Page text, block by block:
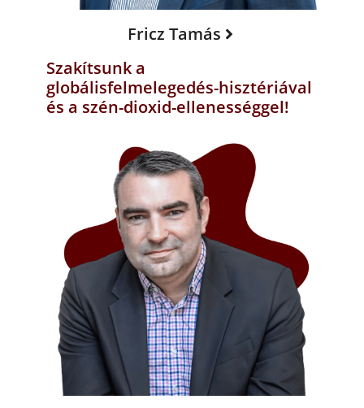
Fricz Tamás
Szakítsunk a
globálisfelmelegedés-hisztériával
és a szén-dioxid-ellenességgel!